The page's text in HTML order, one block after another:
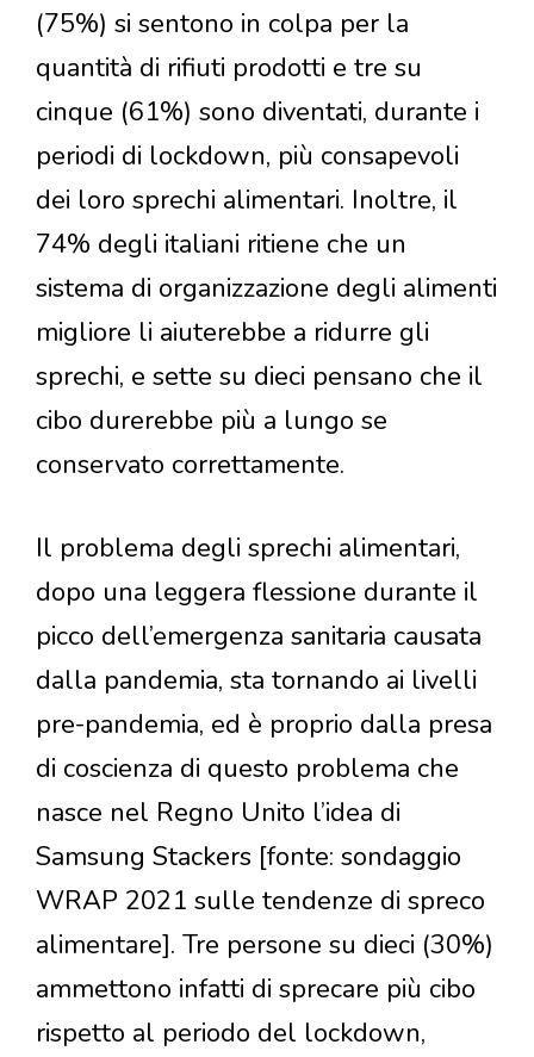
(75%) si sentono in colpa per la
quantità di rifiuti prodotti e tre su
cinque (61%) sono diventati, durante i
periodi di lockdown, più consapevoli
dei loro sprechi alimentari. Inoltre, il
74% degli italiani ritiene che un
sistema di organizzazione degli alimenti
migliore li aiuterebbe a ridurre gli
sprechi, e sette su dieci pensano che il
cibo durerebbe più a lungo se
conservato correttamente.
Il problema degli sprechi alimentari,
dopo una leggera flessione durante il
picco dell’emergenza sanitaria causata
dalla pandemia, sta tornando ai livelli
pre-pandemia, ed è proprio dalla presa
di coscienza di questo problema che
nasce nel Regno Unito l’idea di
Samsung Stackers [fonte: sondaggio
WRAP 2021 sulle tendenze di spreco
alimentare]. Tre persone su dieci (30%)
ammettono infatti di sprecare più cibo
rispetto al periodo del lockdown,